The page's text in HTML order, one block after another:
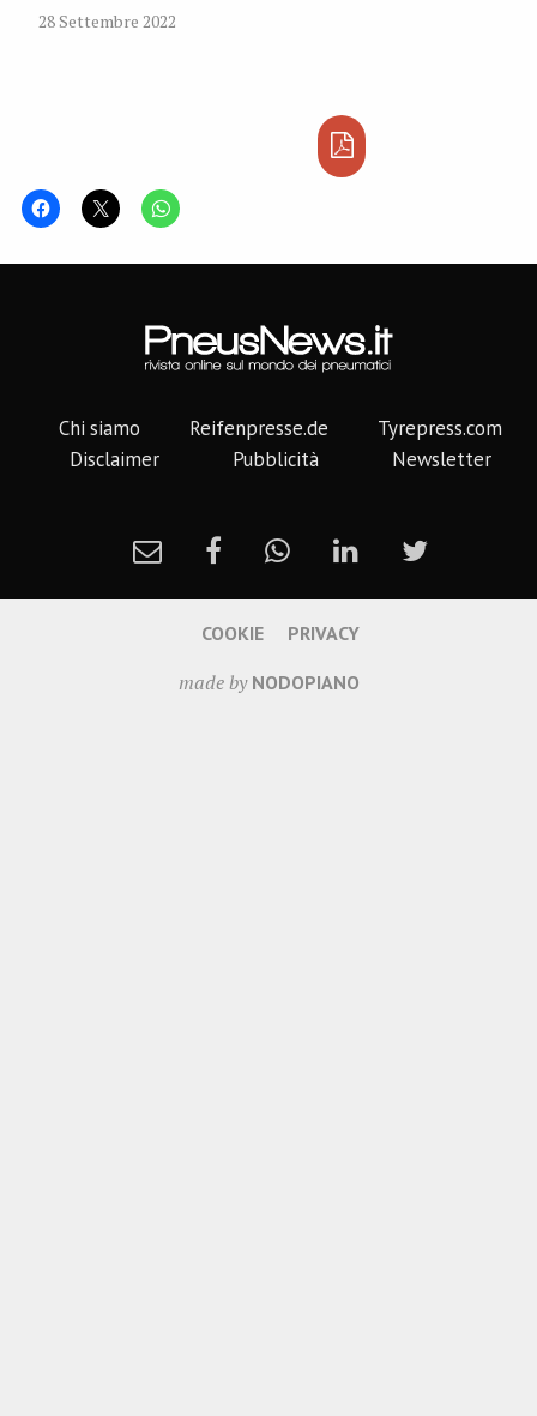
28 Settembre 2022
Chi siamo Reifenpresse.de
Tyrepress.com
Disclaimer
Pubblicità Newsletter
made by NODOPIANO
COOKIE PRIVACY